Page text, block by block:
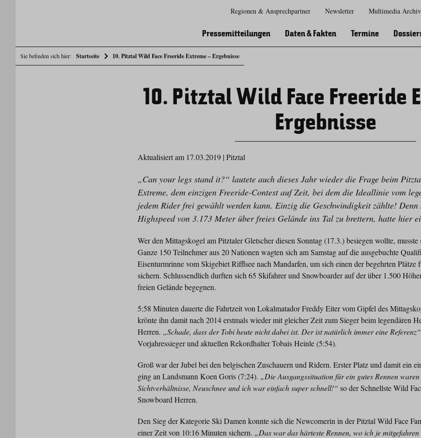
Sie befinden sich hier: Startseite 10. Pitztal Wild Face Freeride Extreme – Ergebnisse
Zur
Zur
Zum
Zum
Pressemitteilungen Daten & Fakten Termine
Regionen & Ansprechpartner Newsletter Multimedia Archiv
10. Pitztal Wild Face Freeride
Ergebnisse
Aktualisiert am 17.03.2019 |Pitztal
„Can your legs stand it?“ lautete auch dieses Jahr wieder die Frage beim
Extreme, dem einzigen Freeride-Contest auf Zeit, bei dem die Ideallinie vom
jedem Rider frei gewählt werden kann. Einzig die Geschwindigkeit zählte!
Highspeed von 3.173 Meter über freies Gelände ins Tal zu brettern, hatte hier
Wer den Mittagskogel am Pitztaler Gletscher diesen Sonntag (17.3.) besiegen wollte,
Ganze 150 Teilnehmer aus 20 Nationen wagten sich am Samstag auf die ausgebuchte
Eisenturmrinne vom Skigebiet Rifflsee nach Mandarfen, um sich einen der begehrten Plätze
sichern. Schlussendlich durften sich 65 Skifahrer und Snowboarder auf der über 1.500
freien Gelände begegnen.
5:58 Minuten dauerte die Fahrtzeit von Lokalmatador Freddy Eiter vom Gipfel des
krönte ihn damit nach 2014 erstmals wieder mit gleicher Zeit zum Sieger beim legendären
Herren. „Schade, dass der Tobi heute nicht dabei ist. Der ist natürlich immer eine Referenz“
Vorjahressieger und aktuellen Rekordhalter Tobais Heinle (5:54).
Groß war der Jubel bei den belgischen Zuschauern und Ridern. Erster Platz und damit ein
ging an Landsmann Koen Goris (7:24). „Die Ausgangssituation für ein gutes Rennen
Sichtverhältnisse, Neuschnee und ich war einfach super schnell!“ so der Schnellste Wild
Snowboard Herren.
Den Sieg der Kategorie Ski Damen konnte sich die Newcomerin in der Pitztal Wild Face
einer Zeit von 10:16 Minuten sichern. „Das war das härteste Rennen, wo ich je